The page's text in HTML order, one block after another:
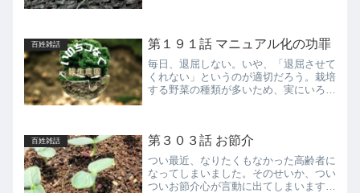
じで、まず働き盛りの男性...
百姓雑話 第１９１話 マニュアル化の功罪
毎日、退屈しない。いや、「退屈させて
くれない」というのが適切だろう。栽培
する野菜の種類が多いため、実にいろい
こともある。こんな日々を...
百姓雑話 第３０３話 お節介
つい最近、なりたくもなかった高齢者に
なってしまいました。そのせいか、つい
ついお節介心が言動に出てしまいます。